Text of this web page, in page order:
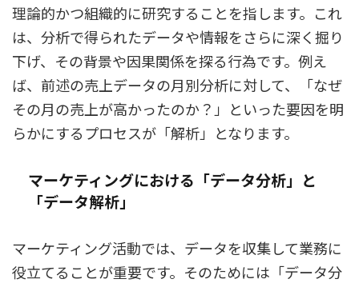
理論的かつ組織的に研究することを指します。これ
は、分析で得られたデータや情報をさらに深く掘り
下げ、その背景や因果関係を探る行為です。例え
ば、前述の売上データの月別分析に対して、「なぜ
その月の売上が高かったのか？」といった要因を明
らかにするプロセスが「解析」となります。
マーケティングにおける「データ分析」と
「データ解析」
マーケティング活動では、データを収集して業務に
役立てることが重要です。そのためには「データ分